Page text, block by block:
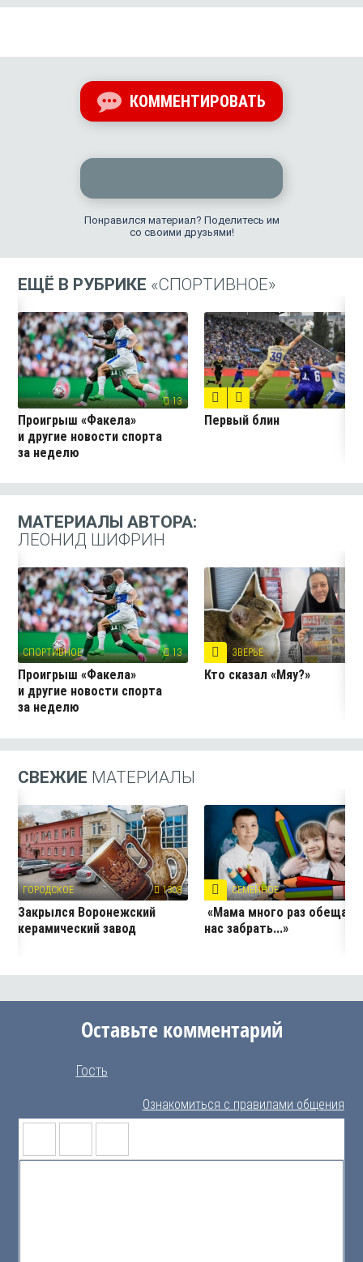
КОММЕНТИРОВАТЬ
Понравился материал? Поделитесь им
со своими друзьями!
ЕЩЁ В РУБРИКЕ «СПОРТИВНОЕ»
13
Проигрыш «Факела»
и другие новости спорта
за неделю
Первый блин
МАТЕРИАЛЫ АВТОРА:
ЛЕОНИД ШИФРИН
СПОРТИВНОЕ 13
Проигрыш «Факела»
и другие новости спорта
за неделю
ЗВЕРЬЁ
Кто сказал «Мяу?»
СВЕЖИЕ МАТЕРИАЛЫ
ГОРОДСКОЕ 1308
Закрылся Воронежский
керамический завод
СЕМЕЙНОЕ
«Мама много раз обещала
нас забрать...»
Оставьте комментарий
Гость
Ознакомиться с правилами общения